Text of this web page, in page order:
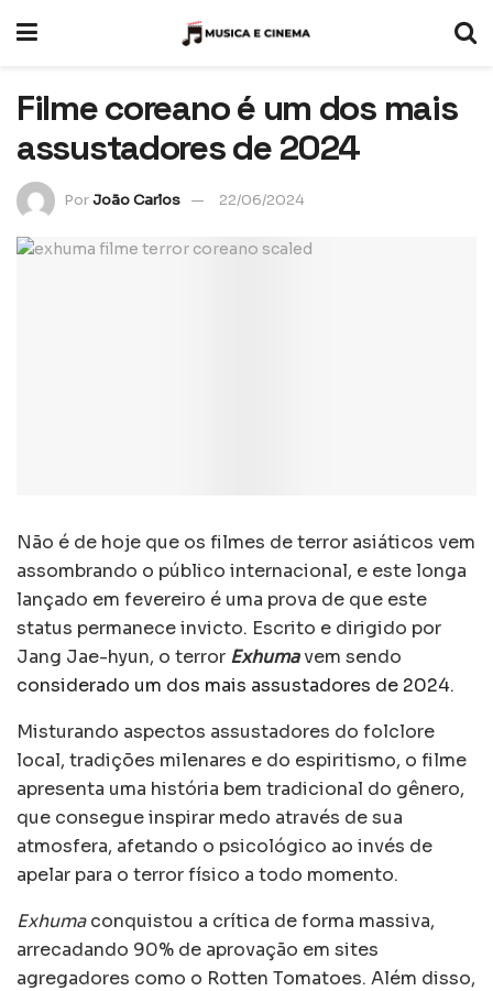
Filme coreano é um dos mais
assustadores de 2024
PorJoão Carlos 22/06/2024
Não é de hoje que os filmes de terror asiáticos vem
assombrando o público internacional, e este longa
lançado em fevereiro é uma prova de que este
status permanece invicto. Escrito e dirigido por
Jang Jae-hyun, o terror Exhumavem sendo
considerado um dos mais assustadores de 2024.
Misturando aspectos assustadores do folclore
local, tradições milenares e do espiritismo, o filme
apresenta uma história bem tradicional do gênero,
que consegue inspirar medo através de sua
atmosfera, afetando o psicológico ao invés de
apelar para o terror físico a todo momento.
Exhumaconquistou a crítica de forma massiva,
arrecadando 90% de aprovação em sites
agregadores como o Rotten Tomatoes. Além disso,